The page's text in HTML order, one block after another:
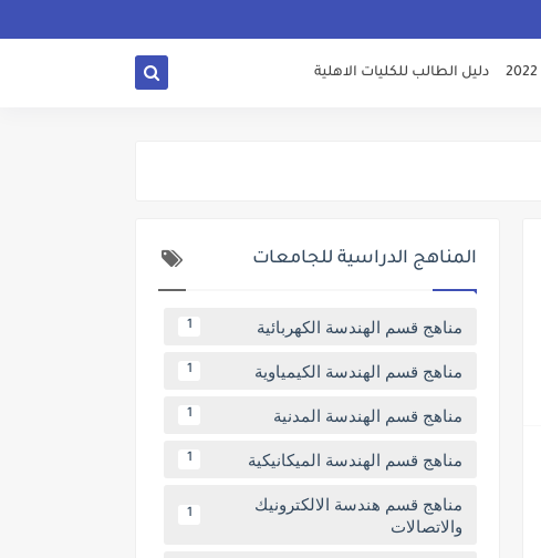
دليل الطالب للكليات الاهلية
المناهج الدراسية للجامعات
مناهج قسم الهندسة الكهربائية 1
مناهج قسم الهندسة الكيمياوية 1
مناهج قسم الهندسة المدنية 1
مناهج قسم الهندسة الميكانيكية 1
مناهج قسم هندسة الالكترونيك
والاتصالات
1